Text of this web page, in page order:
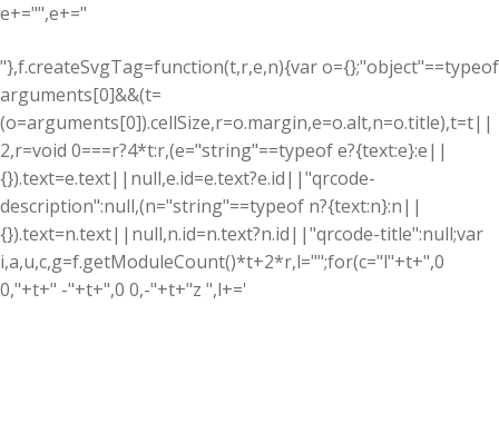
e+="",e+="
"},f.createSvgTag=function(t,r,e,n){var o={};"object"==typeof
arguments[0]&&(t=
(o=arguments[0]).cellSize,r=o.margin,e=o.alt,n=o.title),t=t||
2,r=void 0===r?4*t:r,(e="string"==typeof e?{text:e}:e||
{}).text=e.text||null,e.id=e.text?e.id||"qrcode-
description":null,(n="string"==typeof n?{text:n}:n||
{}).text=n.text||null,n.id=n.text?n.id||"qrcode-title":null;var
i,a,u,c,g=f.getModuleCount()*t+2*r,l="";for(c="l"+t+",0
0,"+t+" -"+t+",0 0,-"+t+"z ",l+='